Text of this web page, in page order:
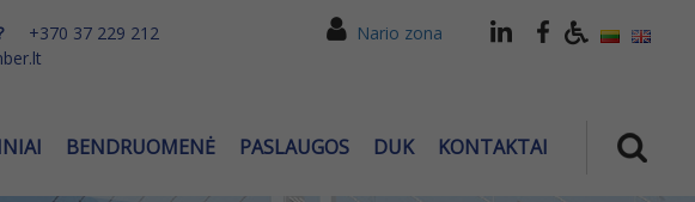
+370 37 229 212
Nario zona
BENDRUOMENĖ PASLAUGOS DUK KONTAKTAI